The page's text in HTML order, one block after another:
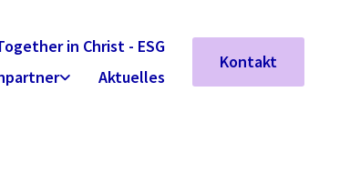
in Christ - ESG
Aktuelles
Kontakt